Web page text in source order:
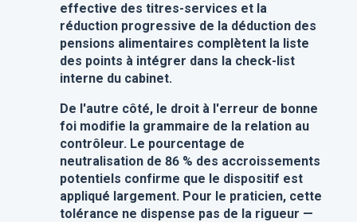
effective des titres-services et la
réduction progressive de la déduction des
pensions alimentaires complètent la liste
des points à intégrer dans la check-list
interne du cabinet.
De l'autre côté, le droit à l'erreur de bonne
foi modifie la grammaire de la relation au
contrôleur. Le pourcentage de
neutralisation de 86 % des accroissements
potentiels confirme que le dispositif est
appliqué largement. Pour le praticien, cette
tolérance ne dispense pas de la rigueur —